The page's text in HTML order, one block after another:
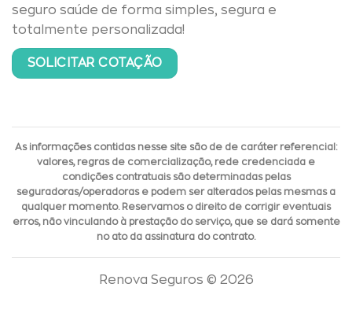
seguro saúde de forma simples, segura e
totalmente personalizada!
SOLICITAR COTAÇÃO
As informações contidas nesse site são de de caráter referencial:
valores, regras de comercialização, rede credenciada e
condições contratuais são determinadas pelas
seguradoras/operadoras e podem ser alterados pelas mesmas a
qualquer momento. Reservamos o direito de corrigir eventuais
erros, não vinculando à prestação do serviço, que se dará somente
no ato da assinatura do contrato.
Renova Seguros © 2026